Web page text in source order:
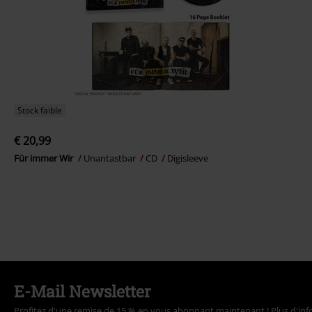
Stock faible
€ 20,99
Für immer Wir Unantastbar CD Digisleeve
E-Mail Newsletter